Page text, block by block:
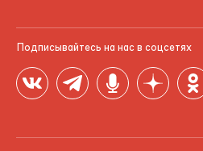
Подписывайтесь на нас в соцсетях